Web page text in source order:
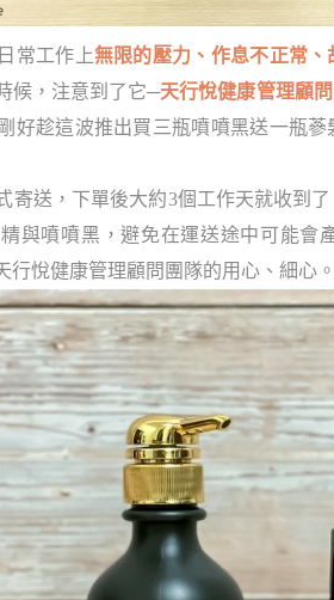
常工作上無限的壓力、作息不正常、
候，注意到了它─天行悅健康管理顧問
好趁這波推出買三瓶噴噴黑送一瓶
寄送，下單後大約3個工作天就收到
與噴噴黑，避免在運送途中可能會
行悅健康管理顧問團隊的用心、細心。